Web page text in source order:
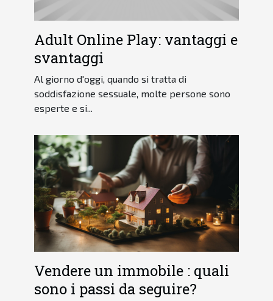
Adult Online Play: vantaggi e
svantaggi
Al giorno d'oggi, quando si tratta di
soddisfazione sessuale, molte persone sono
esperte e si...
Vendere un immobile : quali
sono i passi da seguire?